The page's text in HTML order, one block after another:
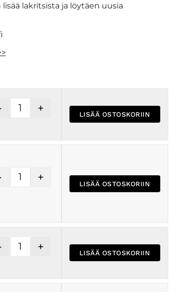
lakritsista ja löytäen uusia
+
LISÄÄ OSTOSKORIIN
+
LISÄÄ OSTOSKORIIN
+
LISÄÄ OSTOSKORIIN